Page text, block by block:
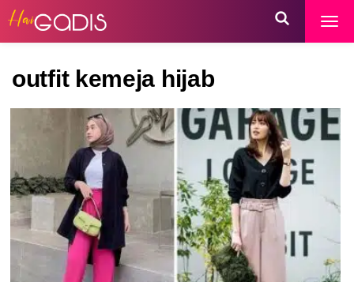
outfit kemeja hijab